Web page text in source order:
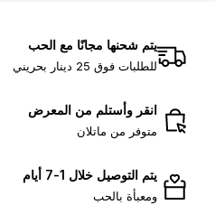
يتم شحنها مجانًا مع الحب
للطلبات فوق 25 دينار بحريني
انقر وأستلم من المعرض
متوفر من ماتلان
يتم التوصيل خلال 1-7 أيام
ومعبأة بالحب